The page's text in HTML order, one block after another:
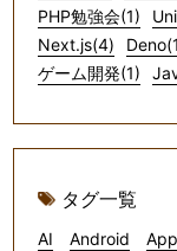
PHP勉強会(1)
Next.js(4)
ゲーム開発(1)
タグ一覧
AI Android